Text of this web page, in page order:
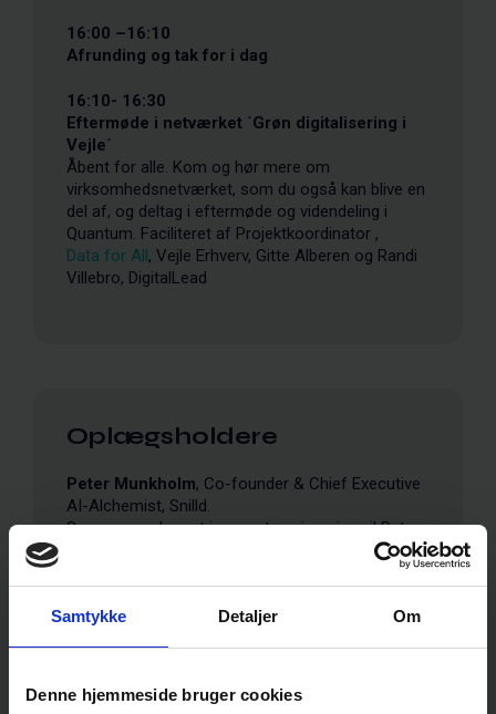
Samtykke Detaljer Om
Denne hjemmeside bruger cookies
16:00 –16:10
Afrunding og tak for i dag
16:10- 16:30
Eftermøde i netværket `Grøn digitalisering i
Vejle´
Åbent for alle. Kom og hør mere om
virksomhedsnetværket, som du også kan blive en
del af, og deltag i eftermøde og videndeling i
Quantum. Faciliteret af Projektkoordinator ,
Data for All, Vejle Erhverv, Gitte Alberen og Randi
Villebro, DigitalLead
Oplægsholdere
Peter Munkholm, Co-founder & Chief Executive
AI-Alchemist, Snilld.
Som vores ekspert i prompt engineering vil Peter
prompts og udvikler skræddersyede GPT’er, der er
markedsføring viser Björgvin, hvordan AI kan